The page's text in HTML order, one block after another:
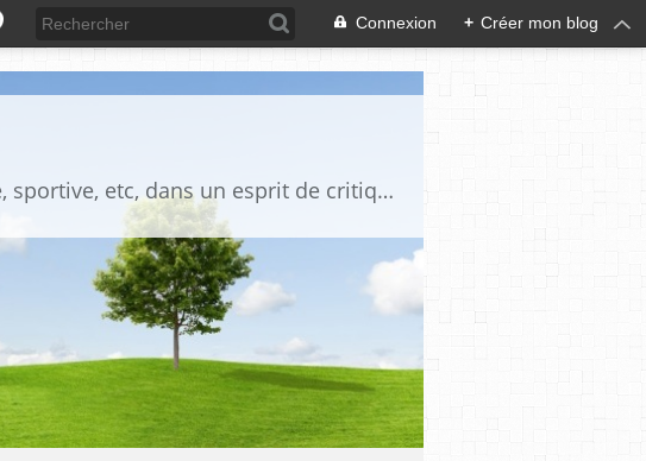
Connexion + Créer mon blog
Blog destiné à commenter l'actualité, politique, économique, culturelle, sportive, etc, dans un esprit de critique philosophique, d'esprit chrétien et français.La collaboration des lecteurs est souhaitée, de même que la courtoisie, et l'esprit de tolérance.